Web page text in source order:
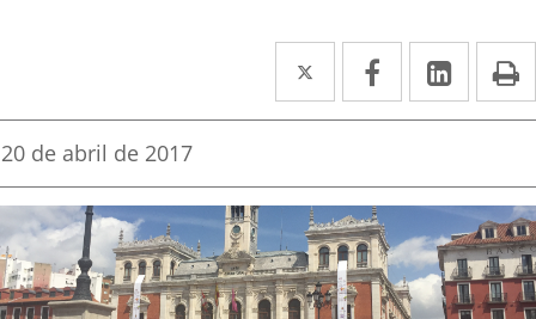
Twitter
Enlace
a
aplicación
externa.
Facebook
Enlace
a
aplicación
externa.
Enlace
a
Fecha
la
noticia
20 de abril de 2017